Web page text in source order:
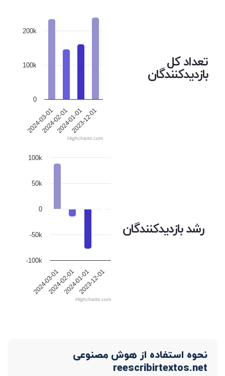
تعداد کل
بازدیدکنندگان
2024-03-01
2024-02-012024-01-012023-12-01
0
100k
200k
Highcharts.com
رشد بازدیدکنندگان
2024-03-012024-02-012024-01-012023-12-01
-100k
-50k
0
50k
100k
Highcharts.com
نحوه استفاده از هوش مصنوعی
reescribirtextos.net